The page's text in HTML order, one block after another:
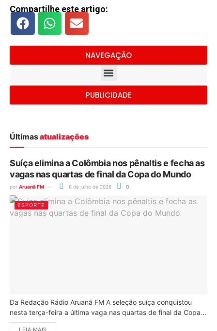
Compartilhe este artigo:
NAVEGAÇÃO
PUBLICIDADE
Últimasatualizações
Suíça elimina a Colômbia nos pênaltis e fecha as
vagas nas quartas de final da Copa do Mundo
por Aruanã FM 8 de julho de 2026 0
ESPORTE
Da Redação Rádio Aruanã FM A seleção suíça conquistou
nesta terça-feira a última vaga nas quartas de final da Copa...
LEIA MAIS